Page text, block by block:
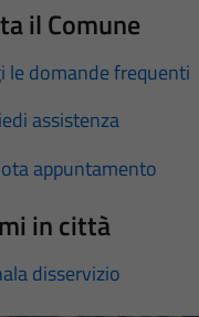
il Comune
le domande frequenti
assistenza
appuntamento
in città
disservizio